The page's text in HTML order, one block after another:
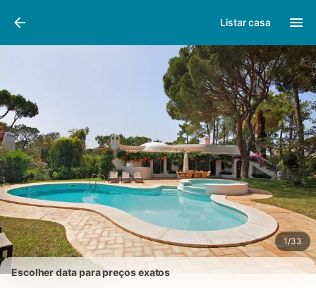
Listar casa
1/33
Fotos
Escolher data para preços exatos